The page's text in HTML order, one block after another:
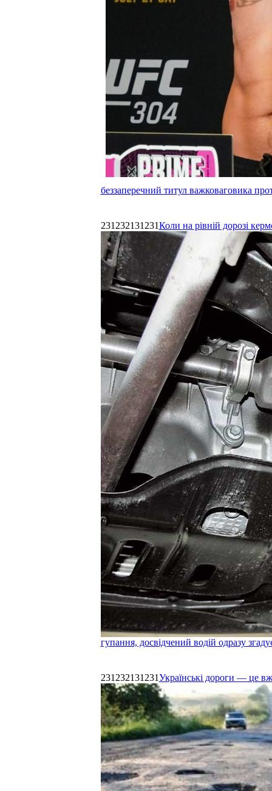
беззаперечний титул важковаговика
231232131231Коли на рівній дорозі
гупання, досвідчений водій одразу
231232131231Українські дороги — це